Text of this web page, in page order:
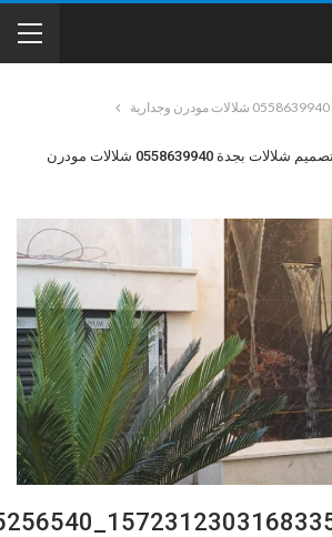
Return to "شركة تصميم شلالات بجدة 0558639940 شلالات مودرن